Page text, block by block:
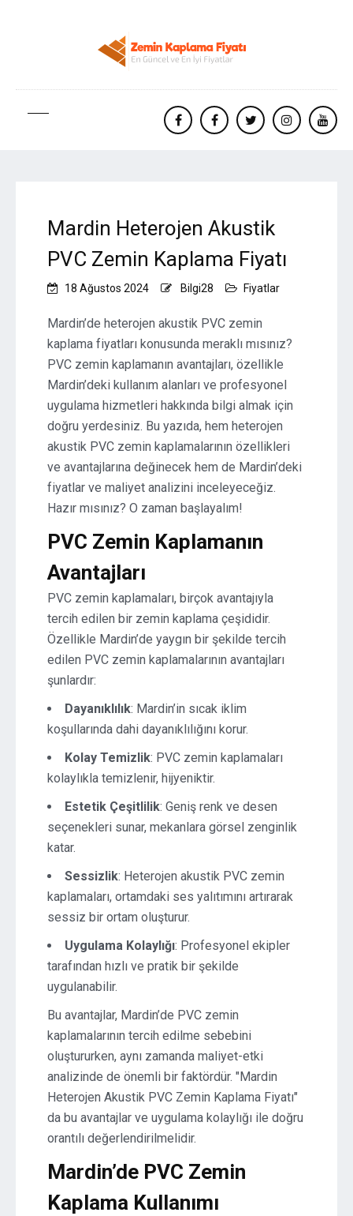
facebookFacebooktwitterinstagram
Mardin Heterojen Akustik
PVC Zemin Kaplama Fiyatı
18 Ağustos 2024 Bilgi28 Fiyatlar
Mardin’de heterojen akustik PVC zemin
kaplama fiyatları konusunda meraklı mısınız?
PVC zemin kaplamanın avantajları, özellikle
Mardin’deki kullanım alanları ve profesyonel
uygulama hizmetleri hakkında bilgi almak için
doğru yerdesiniz. Bu yazıda, hem heterojen
akustik PVC zemin kaplamalarının özellikleri
ve avantajlarına değinecek hem de Mardin’deki
fiyatlar ve maliyet analizini inceleyeceğiz.
Hazır mısınız? O zaman başlayalım!
PVC Zemin Kaplamanın
Avantajları
PVC zemin kaplamaları, birçok avantajıyla
tercih edilen bir zemin kaplama çeşididir.
Özellikle Mardin’de yaygın bir şekilde tercih
edilen PVC zemin kaplamalarının avantajları
şunlardır:
Dayanıklılık: Mardin’in sıcak iklim
koşullarında dahi dayanıklılığını korur.
Kolay Temizlik: PVC zemin kaplamaları
kolaylıkla temizlenir, hijyeniktir.
Estetik Çeşitlilik: Geniş renk ve desen
seçenekleri sunar, mekanlara görsel zenginlik
katar.
Sessizlik: Heterojen akustik PVC zemin
kaplamaları, ortamdaki ses yalıtımını artırarak
sessiz bir ortam oluşturur.
Uygulama Kolaylığı: Profesyonel ekipler
tarafından hızlı ve pratik bir şekilde
uygulanabilir.
Bu avantajlar, Mardin’de PVC zemin
kaplamalarının tercih edilme sebebini
oluştururken, aynı zamanda maliyet-etki
analizinde de önemli bir faktördür. "Mardin
Heterojen Akustik PVC Zemin Kaplama Fiyatı"
da bu avantajlar ve uygulama kolaylığı ile doğru
orantılı değerlendirilmelidir.
Mardin’de PVC Zemin
Kaplama Kullanımı